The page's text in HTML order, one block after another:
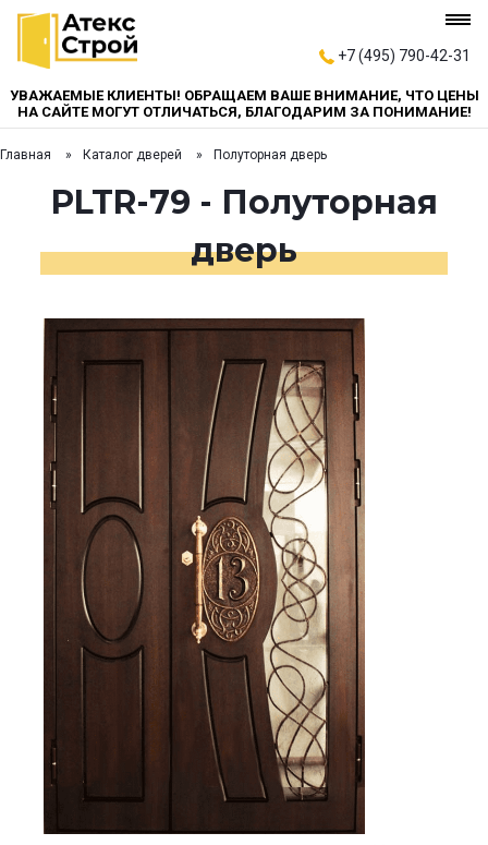
+7 (495) 790-42-31
УВАЖАЕМЫЕ КЛИЕНТЫ! ОБРАЩАЕМ ВАШЕ ВНИМАНИЕ, ЧТО ЦЕНЫ
НА САЙТЕ МОГУТ ОТЛИЧАТЬСЯ, БЛАГОДАРИМ ЗА ПОНИМАНИЕ!
Главная Каталог дверей Полуторная дверь
PLTR-79 - Полуторная
дверь